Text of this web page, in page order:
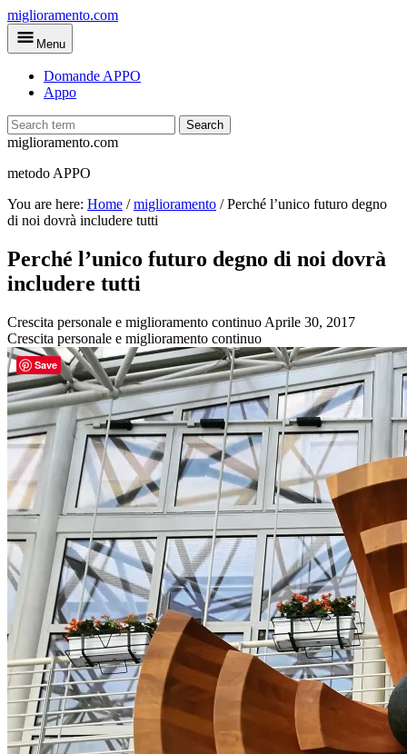
Skip
to
main
miglioramento.com
Menu
Domande APPO
Appo
Search
miglioramento.com
metodo APPO
You are here: Home /miglioramento /Perché l’unico futuro degno
di noi dovrà includere tutti
Perché l’unico futuro degno di noi dovrà
includere tutti
Crescita personale e miglioramento continuo Aprile 30, 2017
Crescita personale e miglioramento continuo
Save